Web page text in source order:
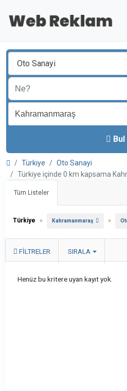
Oto Sanayi
Bul
Türkiye
Oto Sanayi
Türkiye içinde 0 km kapsama
Tüm Listeler
Türkiye » Kahramanmaraş »
FILTRELER SIRALA
Henüz bu kritere uyan kayıt yok.